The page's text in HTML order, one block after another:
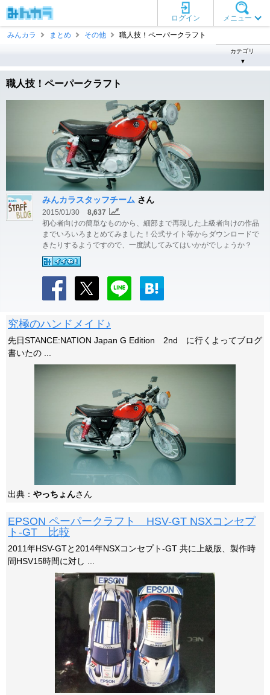
メニュー
ログイン
みんカラ
まとめ その他 職人技！ペーパークラフト
カテゴリ
▼
職人技！ペーパークラフト
みんカラスタッフチーム さん
2015/01/30
8,637
初心者向けの簡単なものから、細部まで再現した上級者向けの作品
までいろいろまとめてみました！公式サイト等からダウンロードで
きたりするようですので、一度試してみてはいかがでしょうか？
究極のハンドメイド♪
先日STANCE:NATION Japan G Edition 2nd に行くよってブログ
書いたの ...
出典： やっちょんさん
EPSON ペーパークラフト HSV-GT NSXコンセプ
ト-GT 比較
2011年HSV-GTと2014年NSXコンセプト-GT 共に上級版、製作時
間HSV15時間に対し ...